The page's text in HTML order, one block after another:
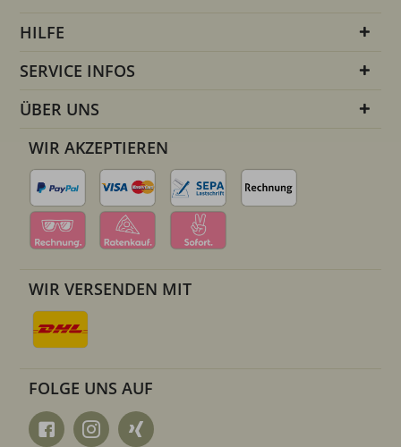
HILFE
SERVICE INFOS
ÜBER UNS
WIR AKZEPTIEREN
WIR VERSENDEN MIT
FOLGE UNS AUF